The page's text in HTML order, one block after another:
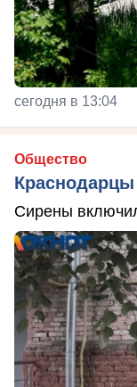
сегодня в 13:04
Общество
Сирены